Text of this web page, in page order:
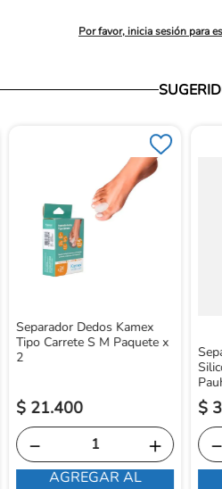
Por favor, inicia sesión para
Separador Dedos Kamex
Tipo Carrete S M Paquete x
2
$ 21.400
＋
－
AGREGAR AL
$
－